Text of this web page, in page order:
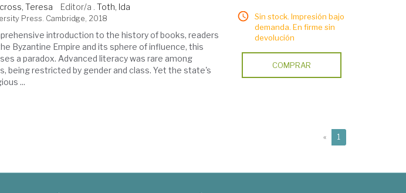
Teresa Editor/a .Toth, Ida
Press. Cambridge, 2018
introduction to the history of books, readers
Byzantine Empire and its sphere of influence, this
a paradox. Advanced literacy was rare among
being restricted by gender and class. Yet the state's
...
Sin stock. Impresión bajo
demanda. En firme sin
devolución
COMPRAR
« 1